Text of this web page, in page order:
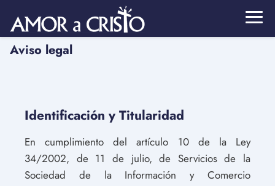
Aviso legal
Identificación y Titularidad
En cumplimiento del artículo 10 de la Ley
34/2002, de 11 de julio, de Servicios de la
Sociedad de la Información y Comercio